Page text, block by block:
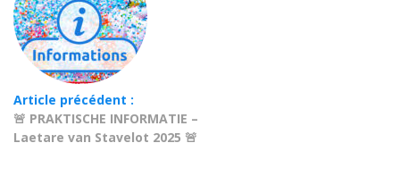
Article précédent :
🚨 PRAKTISCHE INFORMATIE –
Laetare van Stavelot 2025 🚨